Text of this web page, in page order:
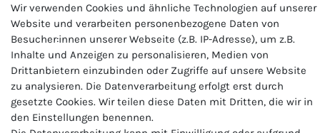
Fixierter Knöchelschutz für optimalen Schutz
Flexibles Kunststoffband zur Fixierung von
Schienbeinschonern, Stutzenstrümpfen und Stutzen
Keine Kleberückstände
7,5 x 200 cm (2,99 €/m)
Wir verwenden Cookies und ähnliche Technologien auf unserer
Website und verarbeiten personenbezogene Daten von
Besucher:innen unserer Webseite (z.B. IP-Adresse), um z.B.
Inhalte und Anzeigen zu personalisieren, Medien von
Drittanbietern einzubinden oder Zugriffe auf unsere Website
zu analysieren. Die Datenverarbeitung erfolgt erst durch
gesetzte Cookies. Wir teilen diese Daten mit Dritten, die wir in
den Einstellungen benennen.